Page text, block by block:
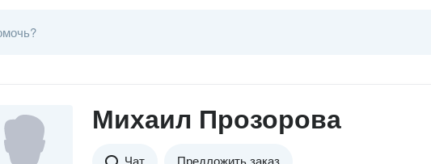
Михаил Прозорова
Чат Предложить заказ